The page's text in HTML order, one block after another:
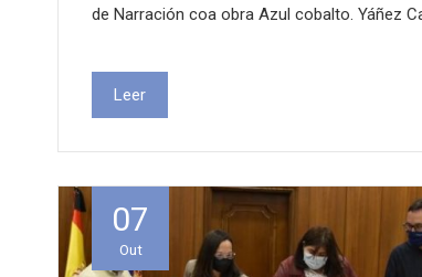
de Narración coa obra Azul cobalto. Yáñez
Leer
07
Out